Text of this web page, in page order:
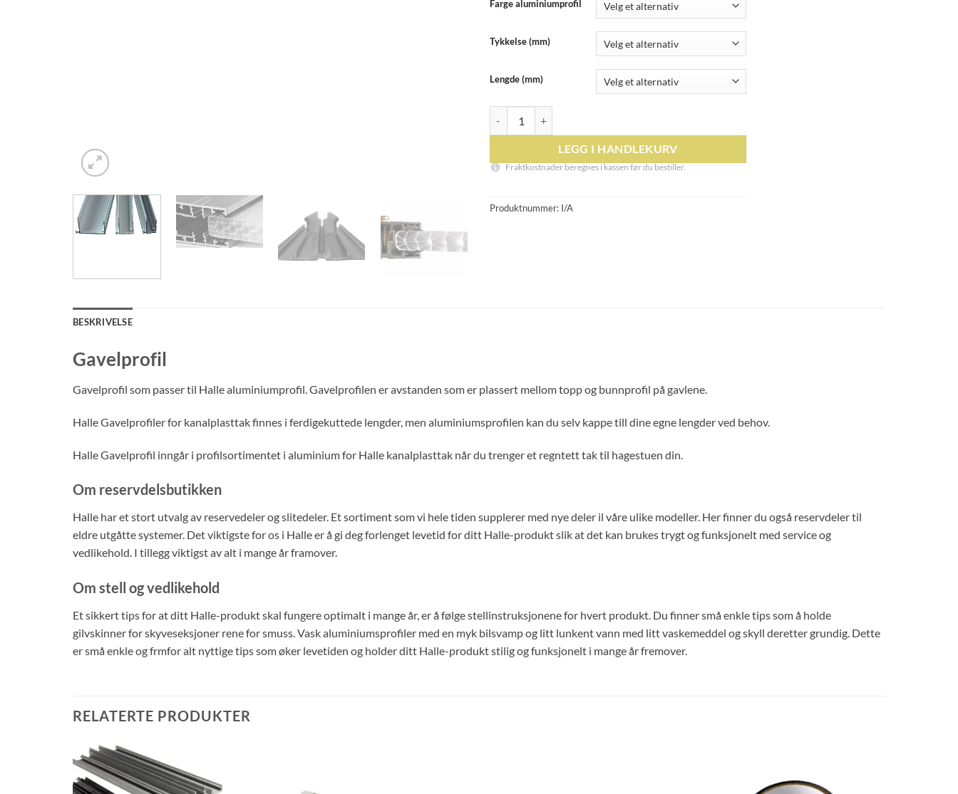
Farge aluminiumprofil
Tykkelse (mm)
Lengde (mm)
LEGG I HANDLEKURV
Fraktkostnader beregnes i kassen før du bestiller.
Produktnummer: I/A
BESKRIVELSE
Gavelprofil
Gavelprofil som passer til Halle aluminiumprofil. Gavelprofilen er avstanden som er plassert mellom topp og bunnprofil på gavlene.
Halle Gavelprofiler for kanalplasttak finnes i ferdigekuttede lengder, men aluminiumsprofilen kan du selv kappe till dine egne lengder ved behov.
Halle Gavelprofil inngår i profilsortimentet i aluminium for Halle kanalplasttak når du trenger et regntett tak til hagestuen din.
Om reservdelsbutikken
Halle har et stort utvalg av reservedeler og slitedeler. Et sortiment som vi hele tiden supplerer med nye deler il våre ulike modeller. Her finner du også reservdeler til
eldre utgåtte systemer. Det viktigste for os i Halle er å gi deg forlenget levetid for ditt Halle-produkt slik at det kan brukes trygt og funksjonelt med service og
vedlikehold. I tillegg viktigst av alt i mange år framover.
Om stell og vedlikehold
Et sikkert tips for at ditt Halle-produkt skal fungere optimalt i mange år, er å følge stellinstruksjonene for hvert produkt. Du finner små enkle tips som å holde
gilvskinner for skyveseksjoner rene for smuss. Vask aluminiumsprofiler med en myk bilsvamp og litt lunkent vann med litt vaskemeddel og skyll deretter grundig. Dette
er små enkle og frmfor alt nyttige tips som øker levetiden og holder ditt Halle-produkt stilig og funksjonelt i mange år fremover.
RELATERTE PRODUKTER